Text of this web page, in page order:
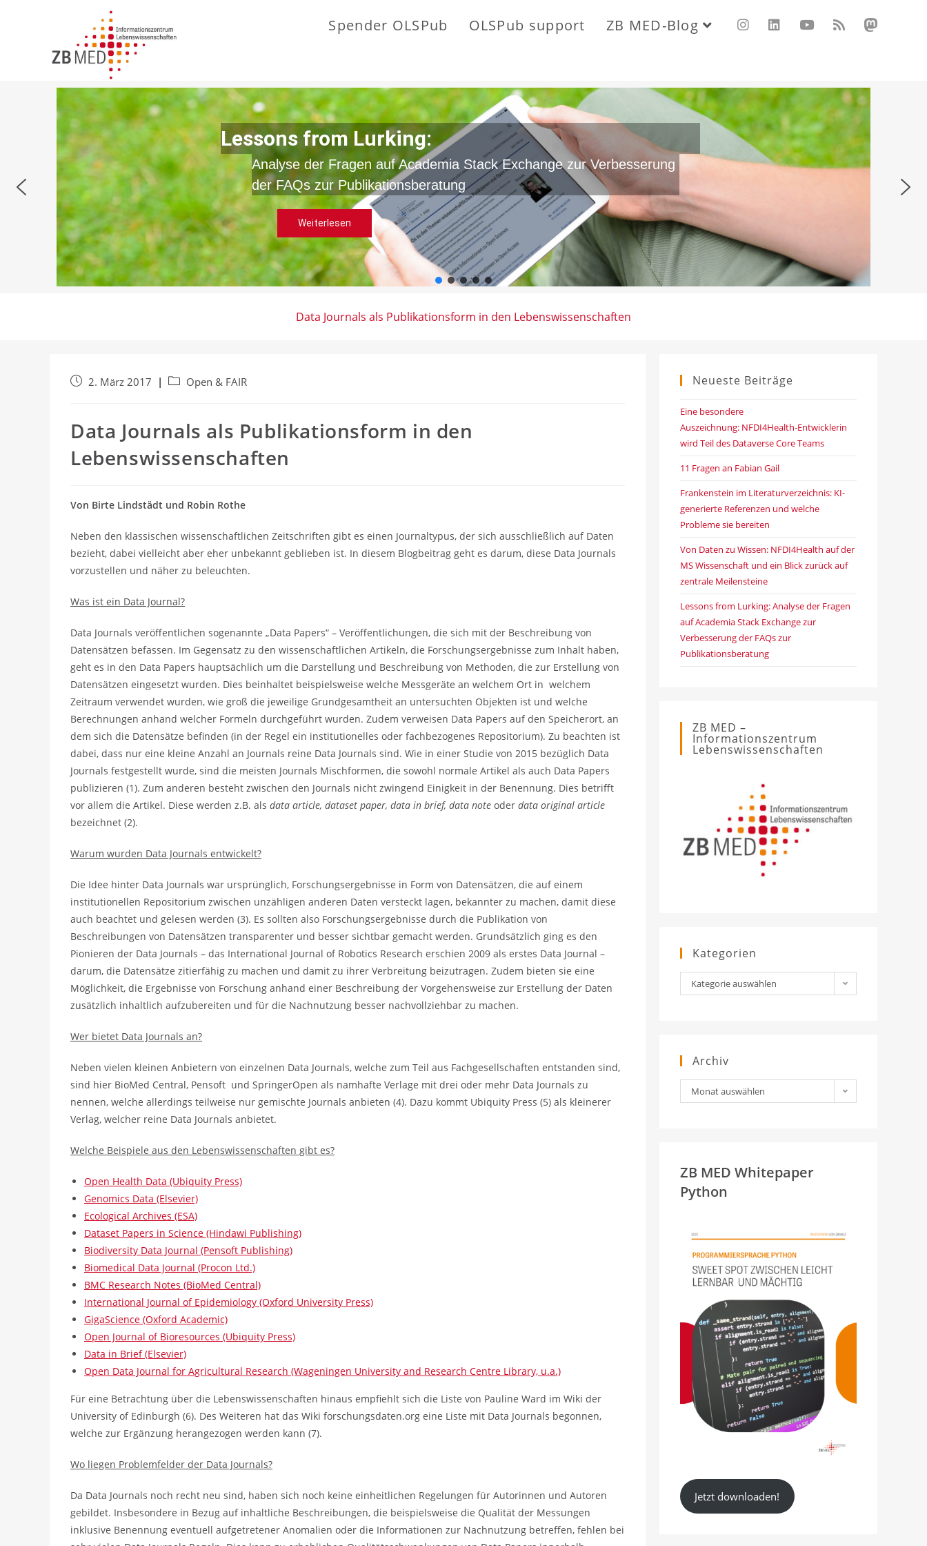
Spender OLSPub OLSPub support ZB MED-Blog
Lessons from Lurking:
Analyse der Fragen auf Academia Stack Exchange zur Verbesserung
der FAQs zur Publikationsberatung
Weiterlesen
Data Journals als Publikationsform in den Lebenswissenschaften
Beitrag2. März 2017
Beitrags-
Open & FAIR
Data Journals als Publikationsform in den
Lebenswissenschaften
Von Birte Lindstädt und Robin Rothe
Neben den klassischen wissenschaftlichen Zeitschriften gibt es einen Journaltypus, der sich ausschließlich auf Daten
bezieht, dabei vielleicht aber eher unbekannt geblieben ist. In diesem Blogbeitrag geht es darum, diese Data Journals
vorzustellen und näher zu beleuchten.
Was ist ein Data Journal?
Data Journals veröffentlichen sogenannte „Data Papers“ – Veröffentlichungen, die sich mit der Beschreibung von
Datensätzen befassen. Im Gegensatz zu den wissenschaftlichen Artikeln, die Forschungsergebnisse zum Inhalt haben,
geht es in den Data Papers hauptsächlich um die Darstellung und Beschreibung von Methoden, die zur Erstellung von
Datensätzen eingesetzt wurden. Dies beinhaltet beispielsweise welche Messgeräte an welchem Ort in welchem
Zeitraum verwendet wurden, wie groß die jeweilige Grundgesamtheit an untersuchten Objekten ist und welche
Berechnungen anhand welcher Formeln durchgeführt wurden. Zudem verweisen Data Papers auf den Speicherort, an
dem sich die Datensätze befinden (in der Regel ein institutionelles oder fachbezogenes Repositorium). Zu beachten ist
dabei, dass nur eine kleine Anzahl an Journals reine Data Journals sind. Wie in einer Studie von 2015 bezüglich Data
Journals festgestellt wurde, sind die meisten Journals Mischformen, die sowohl normale Artikel als auch Data Papers
publizieren (1). Zum anderen besteht zwischen den Journals nicht zwingend Einigkeit in der Benennung. Dies betrifft
vor allem die Artikel. Diese werden z.B. als data article, dataset paper, data in brief, data note oder data original article
bezeichnet (2).
Warum wurden Data Journals entwickelt?
Die Idee hinter Data Journals war ursprünglich, Forschungsergebnisse in Form von Datensätzen, die auf einem
institutionellen Repositorium zwischen unzähligen anderen Daten versteckt lagen, bekannter zu machen, damit diese
auch beachtet und gelesen werden (3). Es sollten also Forschungsergebnisse durch die Publikation von
Beschreibungen von Datensätzen transparenter und besser sichtbar gemacht werden. Grundsätzlich ging es den
Pionieren der Data Journals – das International Journal of Robotics Research erschien 2009 als erstes Data Journal –
darum, die Datensätze zitierfähig zu machen und damit zu ihrer Verbreitung beizutragen. Zudem bieten sie eine
Möglichkeit, die Ergebnisse von Forschung anhand einer Beschreibung der Vorgehensweise zur Erstellung der Daten
zusätzlich inhaltlich aufzubereiten und für die Nachnutzung besser nachvollziehbar zu machen.
Wer bietet Data Journals an?
Neben vielen kleinen Anbietern von einzelnen Data Journals, welche zum Teil aus Fachgesellschaften entstanden sind,
sind hier BioMed Central, Pensoft und SpringerOpen als namhafte Verlage mit drei oder mehr Data Journals zu
nennen, welche allerdings teilweise nur gemischte Journals anbieten (4). Dazu kommt Ubiquity Press (5) als kleinerer
Verlag, welcher reine Data Journals anbietet.
Welche Beispiele aus den Lebenswissenschaften gibt es?
Open Health Data (Ubiquity Press)
Genomics Data (Elsevier)
Ecological Archives (ESA)
Dataset Papers in Science (Hindawi Publishing)
Biodiversity Data Journal (Pensoft Publishing)
Biomedical Data Journal (Procon Ltd.)
BMC Research Notes (BioMed Central)
International Journal of Epidemiology (Oxford University Press)
GigaScience (Oxford Academic)
Open Journal of Bioresources (Ubiquity Press)
Data in Brief (Elsevier)
Open Data Journal for Agricultural Research (Wageningen University and Research Centre Library, u.a.)
Für eine Betrachtung über die Lebenswissenschaften hinaus empfiehlt sich die Liste von Pauline Ward im Wiki der
University of Edinburgh (6). Des Weiteren hat das Wiki forschungsdaten.org eine Liste mit Data Journals begonnen,
welche zur Ergänzung herangezogen werden kann (7).
Wo liegen Problemfelder der Data Journals?
Da Data Journals noch recht neu sind, haben sich noch keine einheitlichen Regelungen für Autorinnen und Autoren
gebildet. Insbesondere in Bezug auf inhaltliche Beschreibungen, die beispielsweise die Qualität der Messungen
inklusive Benennung eventuell aufgetretener Anomalien oder die Informationen zur Nachnutzung betreffen, fehlen bei
Neueste Beiträge
Eine besondere
Auszeichnung: NFDI4Health-Entwicklerin
wird Teil des Dataverse Core Teams
11 Fragen an Fabian Gail
Frankenstein im Literaturverzeichnis: KI-
generierte Referenzen und welche
Probleme sie bereiten
Von Daten zu Wissen: NFDI4Health auf der
MS Wissenschaft und ein Blick zurück auf
zentrale Meilensteine
Lessons from Lurking: Analyse der Fragen
auf Academia Stack Exchange zur
Verbesserung der FAQs zur
Publikationsberatung
ZB MED –
Informationszentrum
Lebenswissenschaften
Kategorien
Kategorien
Kategorie auswählen
Archiv
Archiv
Monat auswählen
ZB MED Whitepaper
Python
Jetzt downloaden!